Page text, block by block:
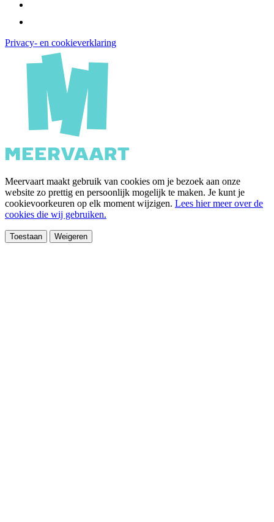
Privacy- en cookieverklaring
Meervaart maakt gebruik van cookies om je bezoek aan onze
website zo prettig en persoonlijk mogelijk te maken. Je kunt je
cookievoorkeuren op elk moment wijzigen. Lees hier meer over de
cookies die wij gebruiken.
Toestaan Weigeren